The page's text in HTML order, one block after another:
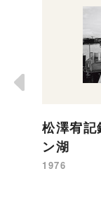
松澤宥
ン湖
1976